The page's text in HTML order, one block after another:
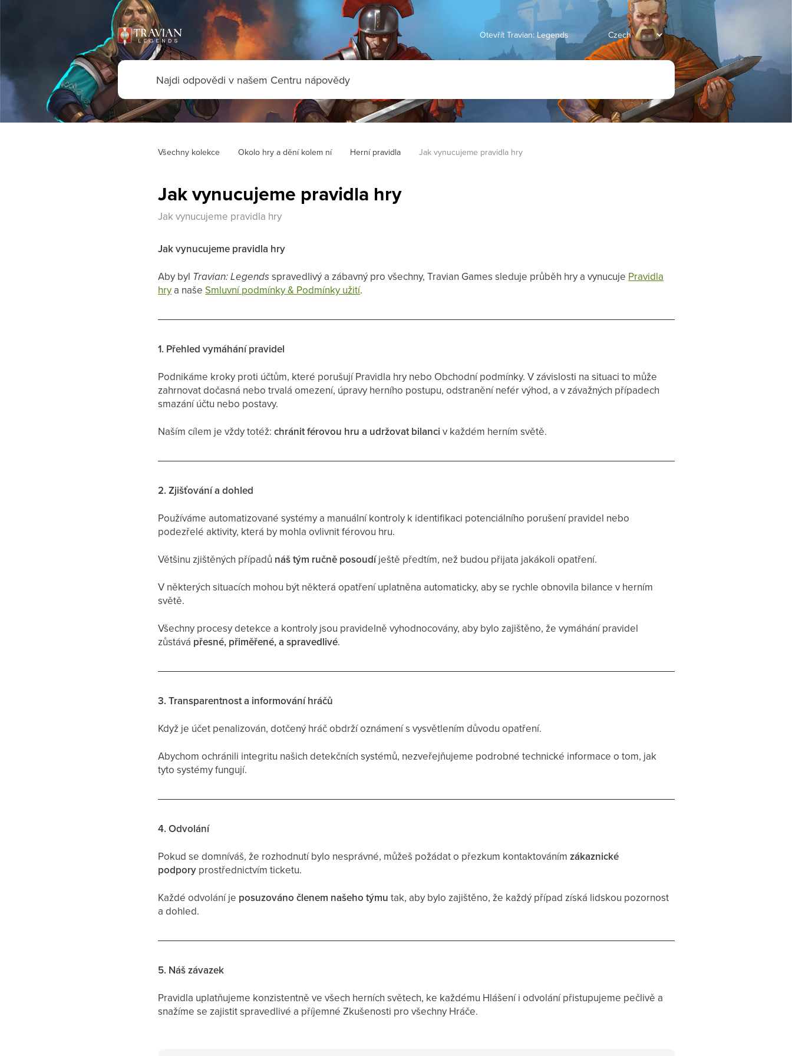
Otevřít Travian: Legends
Všechny kolekce Okolo hry a dění kolem ní Herní pravidla Jak vynucujeme pravidla hry
Jak vynucujeme pravidla hry
Jak vynucujeme pravidla hry
Jak vynucujeme pravidla hry
Aby byl Travian: Legendsspravedlivý a zábavný pro všechny, Travian Games sleduje průběh hry a vynucuje Pravidla
hry a našeSmluvní podmínky & Podmínky užití.
1. Přehled vymáhání pravidel
Podnikáme kroky proti účtům, které porušují Pravidla hry nebo Obchodní podmínky. V závislosti na situaci to může
zahrnovat dočasná nebo trvalá omezení, úpravy herního postupu, odstranění nefér výhod, a v závažných případech
smazání účtu nebo postavy.
Naším cílem je vždy totéž:chránit férovou hru a udržovat bilanci v každém herním světě.
2. Zjišťování a dohled
Používáme automatizované systémy a manuální kontroly k identifikaci potenciálního porušení pravidel nebo
podezřelé aktivity, která by mohla ovlivnit férovou hru.
Většinu zjištěných případů náš tým ručně posoudíještě předtím, než budou přijata jakákoli opatření.
V některých situacích mohou být některá opatření uplatněna automaticky, aby se rychle obnovila bilance v herním
světě.
Všechny procesy detekce a kontroly jsou pravidelně vyhodnocovány, aby bylo zajištěno, že vymáhání pravidel
zůstává přesné, přiměřené, a spravedlivé.
3. Transparentnost a informování hráčů
Když je účet penalizován, dotčený hráč obdrží oznámení s vysvětlením důvodu opatření.
Abychom ochránili integritu našich detekčních systémů, nezveřejňujeme podrobné technické informace o tom, jak
tyto systémy fungují.
4. Odvolání
Pokud se domníváš, že rozhodnutí bylo nesprávné, můžeš požádat o přezkum kontaktovánímzákaznické
podpory prostřednictvím ticketu.
Každé odvolání je posuzováno členem našeho týmu tak, aby bylo zajištěno, že každý případ získá lidskou pozornost
a dohled.
5. Náš závazek
Pravidla uplatňujeme konzistentně ve všech herních světech, ke každému Hlášení i odvolání přistupujeme pečlivě a
snažíme se zajistit spravedlivé a příjemné Zkušenosti pro všechny Hráče.